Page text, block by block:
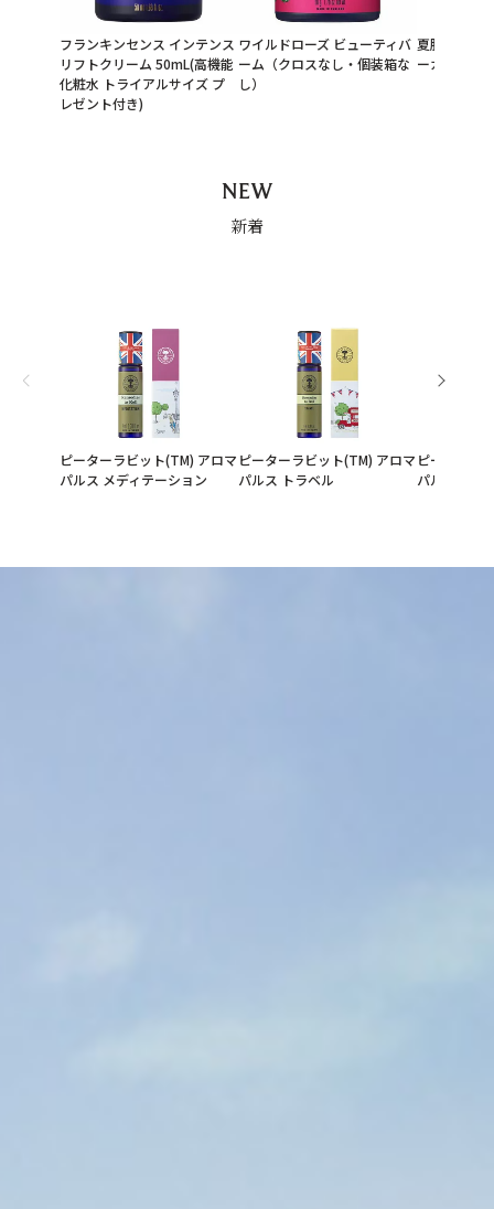
フランキンセンス インテンス
リフトクリーム 50mL(高機能
化粧水 トライアルサイズ プ
レゼント付き)
ワイルドローズ ビューティバ
ーム（クロスなし・個装箱な
し）
夏肌レスキ
ーガン美容
NEW
新着
ピーターラビット(TM) アロマ
パルス メディテーション
ピーターラビット(TM) アロマ
パルス トラベル
ピーターラ
パルス ナイ